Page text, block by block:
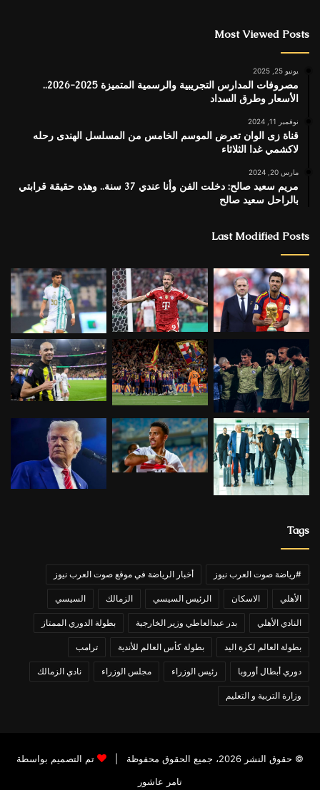
Most Viewed Posts
يونيو 25, 2025
مصروفات المدارس التجريبية والرسمية المتميزة 2025-2026..
الأسعار وطرق السداد
نوفمبر 11, 2024
قناة زى الوان تعرض الموسم الخامس من المسلسل الهندى رحله
لاكشمي غدا الثلاثاء
مارس 20, 2024
مريم سعيد صالح: دخلت الفن وأنا عندي 37 سنة.. وهذه حقيقة قرابتي
بالراحل سعيد صالح
Last Modified Posts
Tags
#رياضة صوت العرب نيوز أخبار الرياضة في موقع صوت العرب نيوز
الأهلي الاسكان الرئيس السيسي الزمالك السيسي
النادي الأهلي بدر عبدالعاطي وزير الخارجية بطولة الدوري الممتاز
بطولة العالم لكرة اليد بطولة كأس العالم للأندية ترامب
دوري أبطال أوروبا رئيس الوزراء مجلس الوزراء نادي الزمالك
وزارة التربية و التعليم
© حقوق النشر 2026، جميع الحقوق محفوظة |
تم التصميم بواسطة
تامر عاشور